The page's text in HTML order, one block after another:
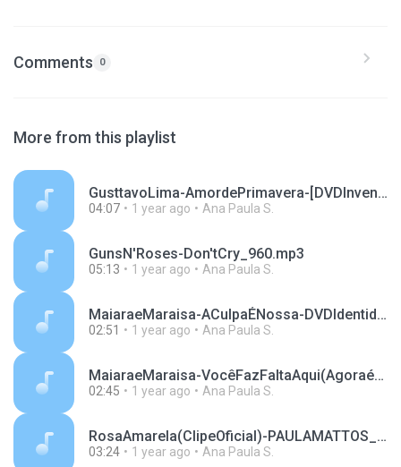
Comments 0
More from this playlist
GusttavoLima-AmordePrimavera-[DVDInventordosAmores](ClipeOficial)_206.mp3
04:07 1 year ago Ana Paula S.
GunsN'Roses-Don'tCry_960.mp3
05:13 1 year ago Ana Paula S.
MaiaraeMaraisa-ACulpaÉNossa-DVDIdentidade_737.mp3
02:51 1 year ago Ana Paula S.
MaiaraeMaraisa-VocêFazFaltaAqui(Agoraéquesãoelas)[VídeoOficial]_232.mp3
02:45 1 year ago Ana Paula S.
RosaAmarela(ClipeOficial)-PAULAMATTOS_266.mp3
03:24 1 year ago Ana Paula S.